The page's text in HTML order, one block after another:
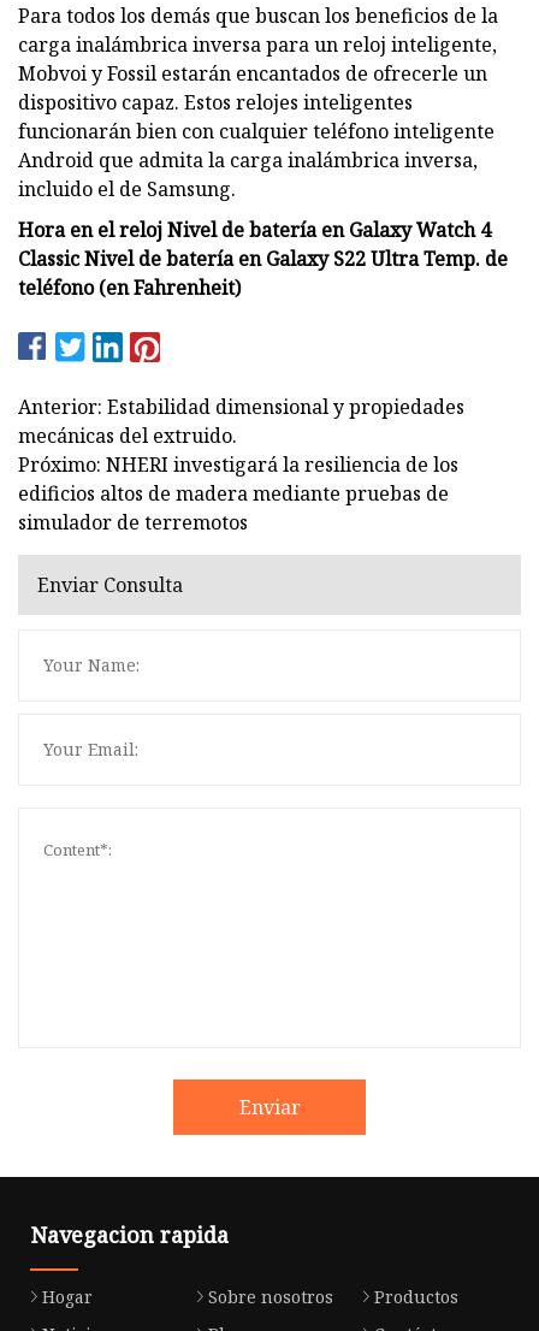
Para todos los demás que buscan los beneficios de la
carga inalámbrica inversa para un reloj inteligente,
Mobvoi y Fossil estarán encantados de ofrecerle un
dispositivo capaz. Estos relojes inteligentes
funcionarán bien con cualquier teléfono inteligente
Android que admita la carga inalámbrica inversa,
incluido el de Samsung.
Hora en el reloj Nivel de batería en Galaxy Watch 4
Classic Nivel de batería en Galaxy S22 Ultra Temp. de
teléfono (en Fahrenheit)
Anterior: Estabilidad dimensional y propiedades
mecánicas del extruido.
Próximo: NHERI investigará la resiliencia de los
edificios altos de madera mediante pruebas de
simulador de terremotos
Enviar Consulta
Enviar
Navegacion rapida
Hogar Sobre nosotros
Productos